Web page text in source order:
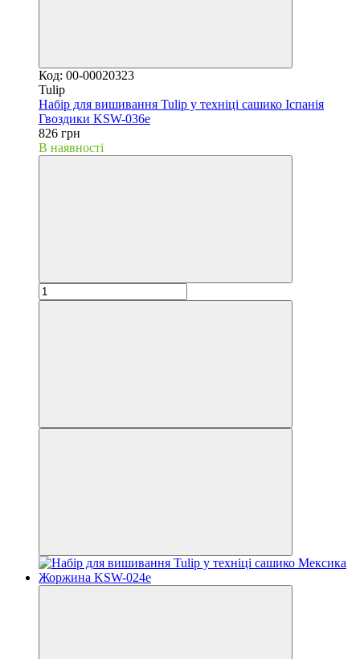
Код: 00-00020323
Tulip
Набір для вишивання Tulip у техніці сашико Іспанія
Гвоздики KSW-036e
826 грн
В наявності